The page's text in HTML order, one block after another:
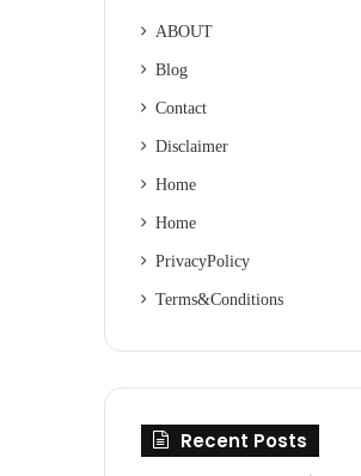
ABOUT
Blog
Contact
Disclaimer
Home
Home
Privacy Policy
Terms & Conditions
Recent Posts